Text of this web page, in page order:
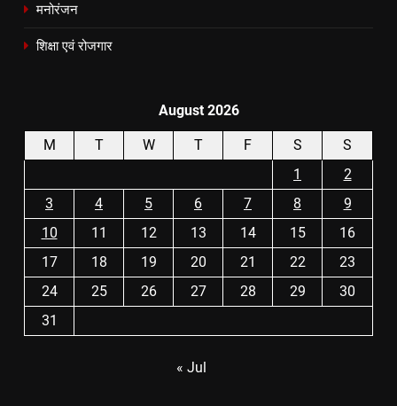
मनोरंजन
शिक्षा एवं रोजगार
August 2026
M T W T F S
S
1
2
3
4 5 6 7 8
9
10
11 12 13 14 15
16
17
18 19 20 21 22
23
24
25 26 27 28 29
30
31
« Jul